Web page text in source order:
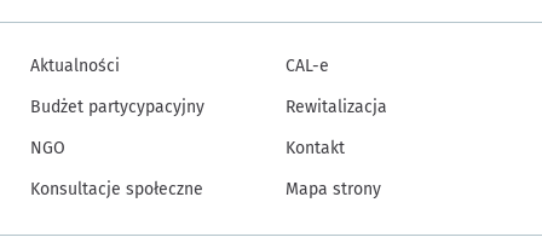
Aktualności
Budżet partycypacyjny
NGO
Konsultacje społeczne
CAL-e
Rewitalizacja
Kontakt
Mapa strony